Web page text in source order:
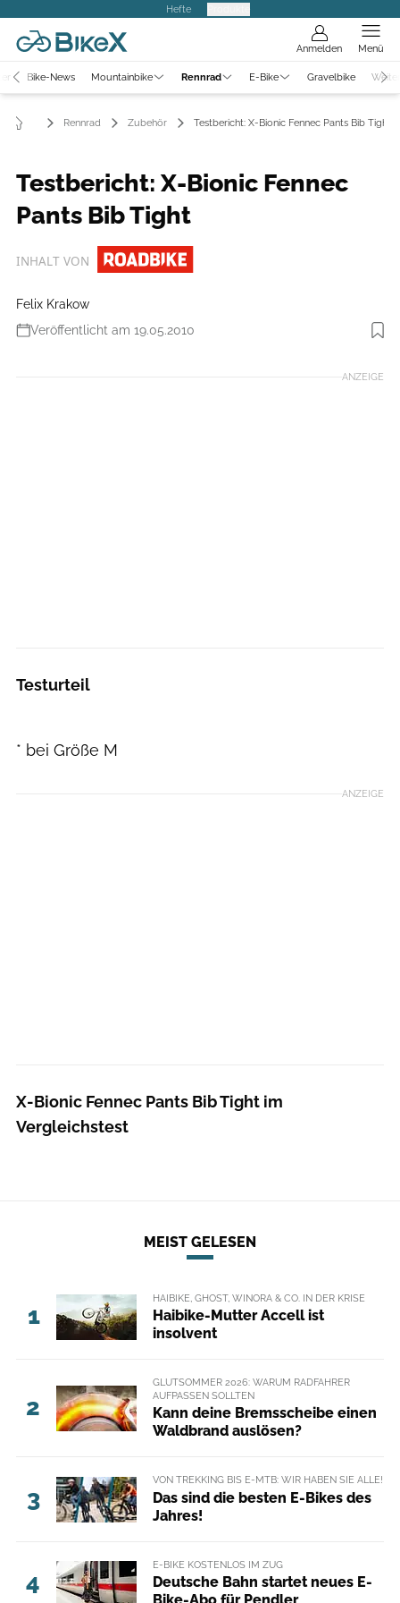
Hefte
Anmelden Menü
Bike-News Mountainbike Rennrad E-Bike Gravelbike
Rennrad Zubehör Testbericht: X-Bionic Fennec Pants Bib Tight
Testbericht: X-Bionic Fennec
Pants Bib Tight
INHALT VON
Felix Krakow
Veröffentlicht am 19.05.2010
Foto: RoadBIKE
ANZEIGE
Testurteil
* bei Größe M
ANZEIGE
X-Bionic Fennec Pants Bib Tight im
Vergleichstest
MEIST GELESEN
1
HAIBIKE, GHOST, WINORA & CO. IN DER KRISE
Haibike-Mutter Accell ist
insolvent
2
GLUTSOMMER 2026: WARUM RADFAHRER
AUFPASSEN SOLLTEN
Kann deine Bremsscheibe einen
Waldbrand auslösen?
3
VON TREKKING BIS E-MTB: WIR HABEN SIE ALLE!
Das sind die besten E-Bikes des
Jahres!
4
E-BIKE KOSTENLOS IM ZUG
Deutsche Bahn startet neues E-